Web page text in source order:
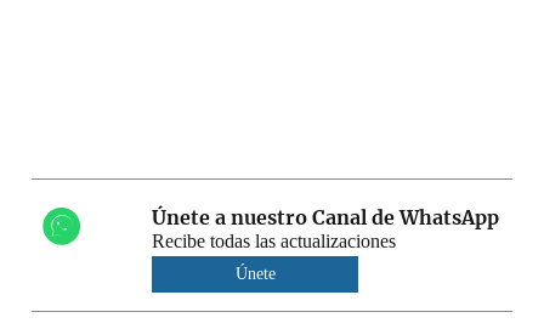
Únete a nuestro Canal de WhatsApp
Recibe todas las actualizaciones
Únete